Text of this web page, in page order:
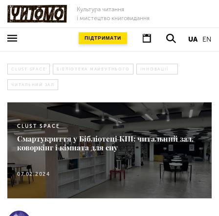
Культура читання
і мистецтво книговидання
UA EN
ПІДТРИМАТИ
CLUST SPACE БІБЛІОТЕКА МАЙБУТНЬОГО ІННОВАЦІЇ
ЧИТАЛЬНИЙ ЗАЛ
CLUST SPACE
Смартукриття у Бібліотеці КПІ: читальний зал,
коворкінг і кімната для сну
07.02.2024